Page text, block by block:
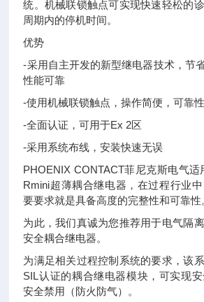
统。机械联锁触点可实现快速轻松的
周期内的停机时间。
优势
-采用自主开发的新型继电器技术，节
性能可靠
-使用机械联锁触点，操作简便，可靠
-全面认证，可用于Ex 2区
-采用系统布线，安装快速无误
PHOENIX CONTACT菲尼克斯电气
Rmini超薄耦合继电器，在过程行业
要要求就是具备高度的完整性和可靠性
为此，我们真诚为您推荐用于电气隔
安全耦合继电器。
为满足相关过程控制系统的要求，该
SIL认证的耦合继电器模块，可实现
安全禁用（防火防气）。